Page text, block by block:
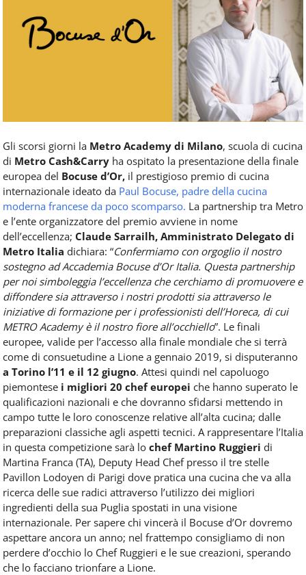
Service
tutte
Gli scorsi giorni la Metro Academy di Milano, scuola di cucina
di Metro Cash&Carry ha ospitato la presentazione della finale
europea del Bocuse d’Or, il prestigioso premio di cucina
internazionale ideato da Paul Bocuse, padre della cucina
moderna francese da poco scomparso. La partnership tra Metro
e l’ente organizzatore del premio avviene in nome
dell’eccellenza; Claude Sarrailh, Amministrato Delegato di
Metro Italia dichiara: “Confermiamo con orgoglio il nostro
sostegno ad Accademia Bocuse d’Or Italia. Questa partnership
per noi simboleggia l’eccellenza che cerchiamo di promuovere e
diffondere sia attraverso i nostri prodotti sia attraverso le
iniziative di formazione per i professionisti dell’Horeca, di cui
METRO Academy è il nostro fiore all’occhiello”. Le finali
europee, valide per l’accesso alla finale mondiale che si terrà
come di consuetudine a Lione a gennaio 2019, si disputeranno
a Torino l’11 e il 12 giugno. Attesi quindi nel capoluogo
piemontese i migliori 20 chef europei che hanno superato le
qualificazioni nazionali e che dovranno sfidarsi mettendo in
campo tutte le loro conoscenze relative all’alta cucina; dalle
preparazioni classiche agli aspetti tecnici. A rappresentare l’Italia
in questa competizione sarà lo chef Martino Ruggieri di
Martina Franca (TA), Deputy Head Chef presso il tre stelle
Pavillon Lodoyen di Parigi dove pratica una cucina che va alla
ricerca delle sue radici attraverso l’utilizzo dei migliori
ingredienti della sua Puglia spostati in una visione
internazionale. Per sapere chi vincerà il Bocuse d’Or dovremo
aspettare ancora un anno; nel frattempo consigliamo di non
perdere d’occhio lo Chef Ruggieri e le sue creazioni, sperando
che lo facciano trionfare a Lione.